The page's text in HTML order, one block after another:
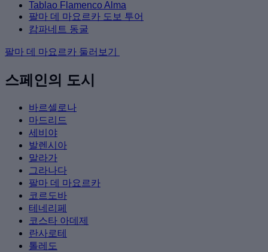
Tablao Flamenco Alma
팔마 데 마요르카 도보 투어
캄파네트 동굴
팔마 데 마요르카 둘러보기
스페인의 도시
바르셀로나
마드리드
세비야
발렌시아
말라가
그라나다
팔마 데 마요르카
코르도바
테네리페
코스타 아데제
란사로테
톨레도